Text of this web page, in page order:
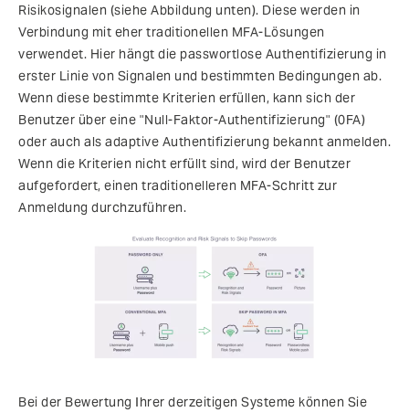
Risikosignalen (siehe Abbildung unten). Diese werden in
Verbindung mit eher traditionellen MFA-Lösungen
verwendet. Hier hängt die passwortlose Authentifizierung in
erster Linie von Signalen und bestimmten Bedingungen ab.
Wenn diese bestimmte Kriterien erfüllen, kann sich der
Benutzer über eine "Null-Faktor-Authentifizierung" (0FA)
oder auch als adaptive Authentifizierung bekannt anmelden.
Wenn die Kriterien nicht erfüllt sind, wird der Benutzer
aufgefordert, einen traditionelleren MFA-Schritt zur
Anmeldung durchzuführen.
Bei der Bewertung Ihrer derzeitigen Systeme können Sie